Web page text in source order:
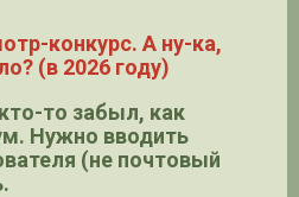
конкурс. А ну-ка,
(в 2026 году)
то забыл, как
Нужно вводить
(не почтовый